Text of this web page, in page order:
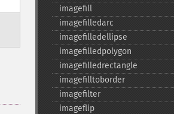
imagefill
imagefilledarc
imagefilledellipse
imagefilledpolygon
imagefilledrectangle
imagefilltoborder
imagefilter
imageflip